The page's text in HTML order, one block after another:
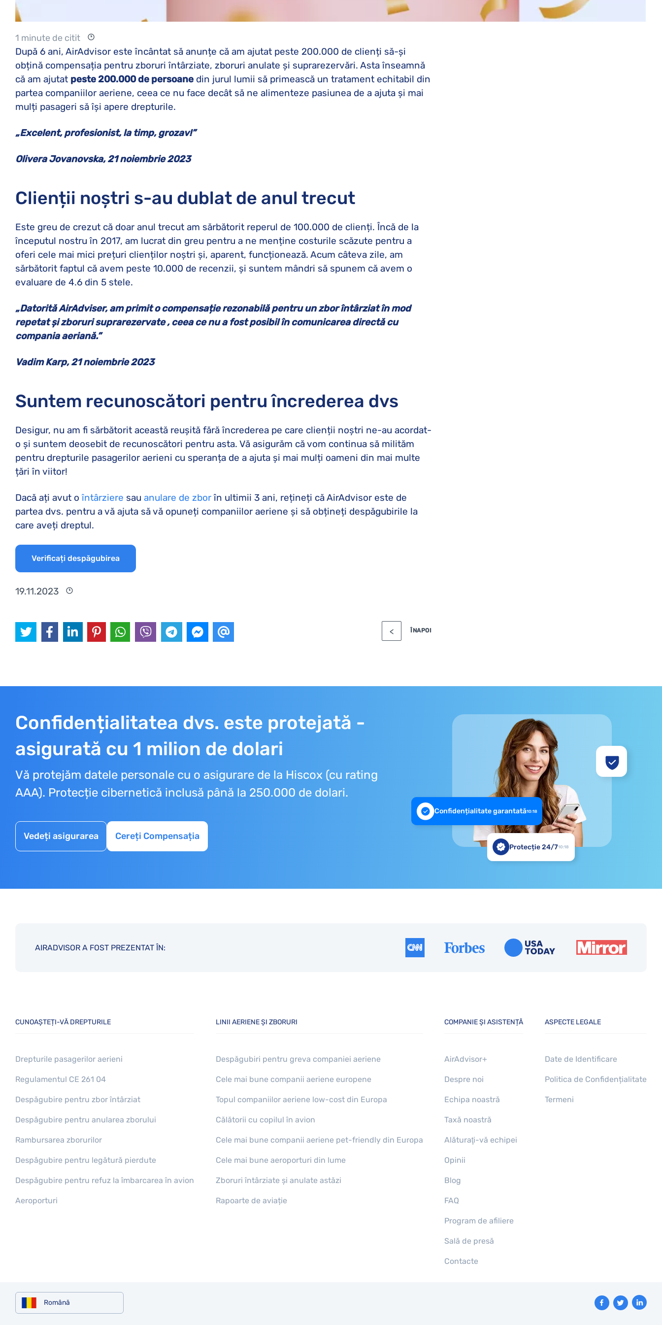
1 minute de citit
După 6 ani, AirAdvisor este încântat să anunțe că am ajutat peste 200.000 de clienți să-și
obțină compensația pentru zboruri întârziate, zboruri anulate și suprarezervări. Asta înseamnă
că am ajutat peste 200.000 de persoane din jurul lumii să primească un tratament echitabil din
partea companiilor aeriene, ceea ce nu face decât să ne alimenteze pasiunea de a ajuta și mai
mulți pasageri să își apere drepturile.
„Excelent, profesionist, la timp, grozav!”
Olivera Jovanovska, 21 noiembrie 2023
Clienții noștri s-au dublat de anul trecut
Este greu de crezut că doar anul trecut am sărbătorit reperul de 100.000 de clienți. Încă de la
începutul nostru în 2017, am lucrat din greu pentru a ne menține costurile scăzute pentru a
oferi cele mai mici prețuri clienților noștri și, aparent, funcționează. Acum câteva zile, am
sărbătorit faptul că avem peste 10.000 de recenzii, și suntem mândri să spunem că avem o
evaluare de 4.6 din 5 stele.
„Datorită AirAdviser, am primit o compensație rezonabilă pentru un zbor întârziat în mod
repetat și zboruri suprarezervate , ceea ce nu a fost posibil în comunicarea directă cu
compania aeriană.”
Vadim Karp, 21 noiembrie 2023
Suntem recunoscători pentru încrederea dvs
Desigur, nu am fi sărbătorit această reușită fără încrederea pe care clienții noștri ne-au acordat-
o și suntem deosebit de recunoscători pentru asta. Vă asigurăm că vom continua să milităm
pentru drepturile pasagerilor aerieni cu speranța de a ajuta și mai mulți oameni din mai multe
țări în viitor!
Dacă ați avut oîntârziere sau anulare de zborîn ultimii 3 ani, rețineți că AirAdvisor este de
partea dvs. pentru a vă ajuta să vă opuneți companiilor aeriene și să obțineți despăgubirile la
care aveți dreptul.
Verificați despăgubirea
19.11.2023
ÎNAPOI
Confidențialitatea dvs. este protejată -
asigurată cu 1 milion de dolari
Vă protejăm datele personale cu o asigurare de la Hiscox (cu rating
AAA). Protecție cibernetică inclusă până la 250.000 de dolari.
Vedeți asigurarea Cereți Compensația
Confidențialitate garantată10:18
Protecție 24/710:18
AIRADVISOR A FOST PREZENTAT ÎN:
CUNOAȘTEȚI-VĂ DREPTURILE
Drepturile pasagerilor aerieni
Regulamentul CE 261 04
Despăgubire pentru zbor întârziat
Despăgubire pentru anularea zborului
Rambursarea zborurilor
Despăgubire pentru legătură pierdute
Despăgubire pentru refuz la îmbarcarea în avion
Aeroporturi
LINII AERIENE ȘI ZBORURI
Despăgubiri pentru greva companiei aeriene
Cele mai bune companii aeriene europene
Topul companiilor aeriene low-cost din Europa
Călătorii cu copilul în avion
Cele mai bune companii aeriene pet-friendly din Europa
Cele mai bune aeroporturi din lume
Zboruri întârziate și anulate astăzi
Rapoarte de aviație
COMPANIE ȘI ASISTENȚĂ
AirAdvisor+
Despre noi
Echipa noastră
Taxă noastră
Alăturaţi-vă echipei
Opinii
Blog
FAQ
Program de afiliere
Sală de presă
Contacte
ASPECTE LEGALE
Date de Identificare
Politica de Confidențialitate
Termeni
Română